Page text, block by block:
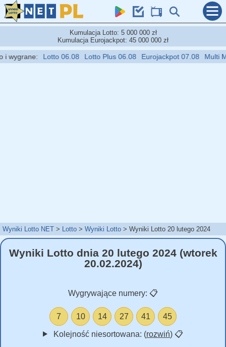
Kumulacja Lotto: 5 000 000 zł
Kumulacja Eurojackpot: 45 000 000 zł
Lotto 06.08 Lotto Plus 06.08 Eurojackpot 07.08 Multi
Wyniki Lotto NET Lotto Wyniki Lotto Wyniki Lotto 20 lutego 2024
Wyniki Lotto dnia 20 lutego 2024 (wtorek
20.02.2024)
Wygrywające numery: 📋
7 10 14 27 41 45
Kolejność niesortowana: (rozwiń) 📋